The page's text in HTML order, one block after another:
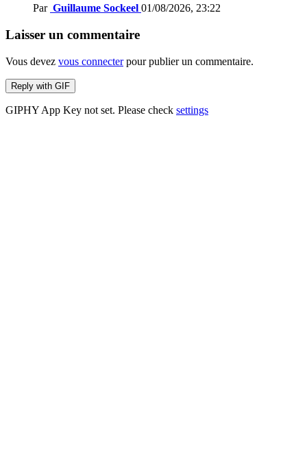
Par Guillaume Sockeel 01/08/2026, 23:22
Laisser un commentaire
Vous devez vous connecterpour publier un commentaire.
Reply with GIF
GIPHY App Key not set. Please check settings